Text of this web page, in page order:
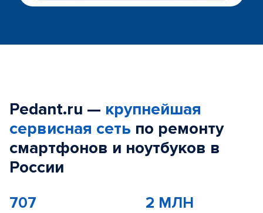
Pedant.ru — крупнейшая
сервисная сеть по ремонту
смартфонов и ноутбуков в
России
707 2 МЛН